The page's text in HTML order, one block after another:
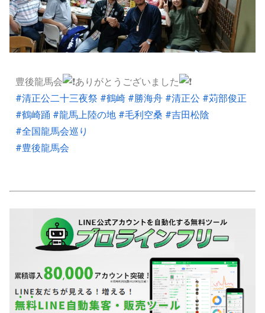
豊後龍馬会
ありがとうございました
#清正公二十三夜祭 #鶴崎 #勝海舟 #清正公 #苅部俊正
#鶴崎踊 #龍馬上陸の地 #毛利空桑 #吉田松陰
#全国龍馬会巡り
#豊後龍馬会